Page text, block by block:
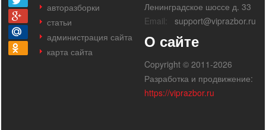
авторазборки
статьи
администрация сайта
карта сайта
Ленинградское шоссе д. 33
Email:
support@viprazbor.ru
О сайте
Copyright © 2011-2026
Разработка и продвижение:
https://viprazbor.ru